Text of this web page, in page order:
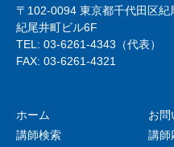
〒102-0094 東京都千代田区紀
紀尾井町ビル6F
TEL: 03-6261-4343（代表）
FAX: 03-6261-4321
ホーム
講師検索
お問
講師